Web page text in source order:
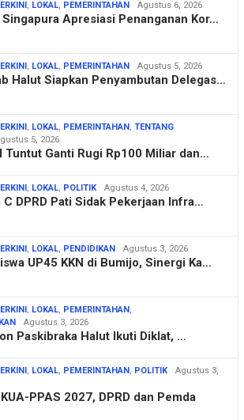
, LOKAL, PEMERINTAHAN Agustus 6, 2026
Singapura Apresiasi Penanganan Kor…
, LOKAL, PEMERINTAHAN Agustus 5, 2026
Halut Siapkan Penyambutan Delegas…
, LOKAL, PEMERINTAHAN , TENTANG
5, 2026
Tuntut Ganti Rugi Rp100 Miliar dan…
, LOKAL, POLITIK Agustus 4, 2026
C DPRD Pati Sidak Pekerjaan Infra…
, LOKAL, PENDIDIKAN Agustus 3, 2026
UP45 KKN di Bumijo, Sinergi Ka…
, LOKAL, PEMERINTAHAN ,
Agustus 3, 2026
Paskibraka Halut Ikuti Diklat, …
, LOKAL, PEMERINTAHAN , POLITIK
Agustus 3,
PPAS 2027, DPRD dan Pemda